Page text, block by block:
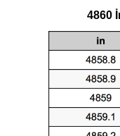
4860